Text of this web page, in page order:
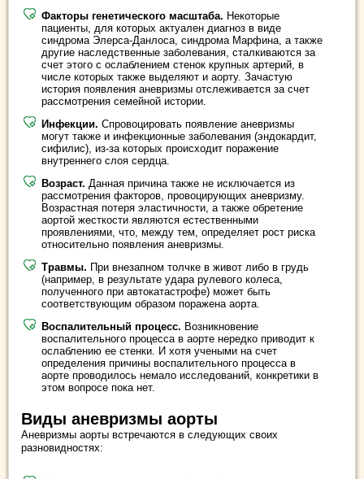
Факторы генетического масштаба. Некоторые
пациенты, для которых актуален диагноз в виде
синдрома Элерса-Данлоса, синдрома Марфина, а также
другие наследственные заболевания, сталкиваются за
счет этого с ослаблением стенок крупных артерий, в
числе которых также выделяют и аорту. Зачастую
история появления аневризмы отслеживается за счет
рассмотрения семейной истории.
Инфекции. Спровоцировать появление аневризмы
могут также и инфекционные заболевания (эндокардит,
сифилис), из-за которых происходит поражение
внутреннего слоя сердца.
Возраст. Данная причина также не исключается из
рассмотрения факторов, провоцирующих аневризму.
Возрастная потеря эластичности, а также обретение
аортой жесткости являются естественными
проявлениями, что, между тем, определяет рост риска
относительно появления аневризмы.
Травмы. При внезапном толчке в живот либо в грудь
(например, в результате удара рулевого колеса,
полученного при автокатастрофе) может быть
соответствующим образом поражена аорта.
Воспалительный процесс. Возникновение
воспалительного процесса в аорте нередко приводит к
ослаблению ее стенки. И хотя учеными на счет
определения причины воспалительного процесса в
аорте проводилось немало исследований, конкретики в
этом вопросе пока нет.
Виды аневризмы аорты
Аневризмы аорты встречаются в следующих своих
разновидностях: